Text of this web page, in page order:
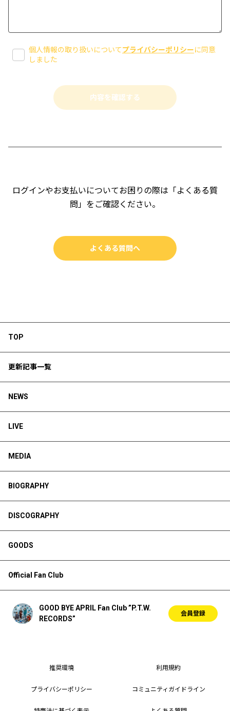
個人情報の取り扱いについてプライバシーポリシーに同意
しました
ログインやお支払いについてお困りの際は「よくある質
問」をご確認ください。
よくある質問へ
TOP
更新記事一覧
NEWS
LIVE
MEDIA
BIOGRAPHY
DISCOGRAPHY
GOODS
Official Fan Club
GOOD BYE APRIL Fan Club ”P.T.W.
RECORDS”
会員登録
推奨環境 利用規約
プライバシーポリシー コミュニティガイドライン